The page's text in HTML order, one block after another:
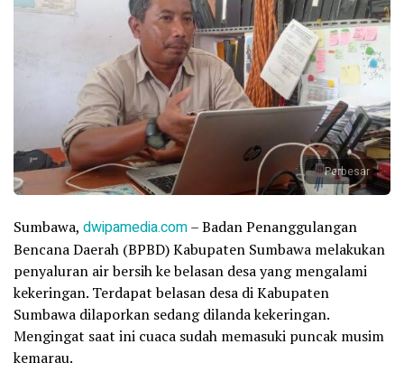
Perbesar
Sumbawa, dwipamedia.com– Badan Penanggulangan
Bencana Daerah (BPBD) Kabupaten Sumbawa melakukan
penyaluran air bersih ke belasan desa yang mengalami
kekeringan. Terdapat belasan desa di Kabupaten
Sumbawa dilaporkan sedang dilanda kekeringan.
Mengingat saat ini cuaca sudah memasuki puncak musim
kemarau.